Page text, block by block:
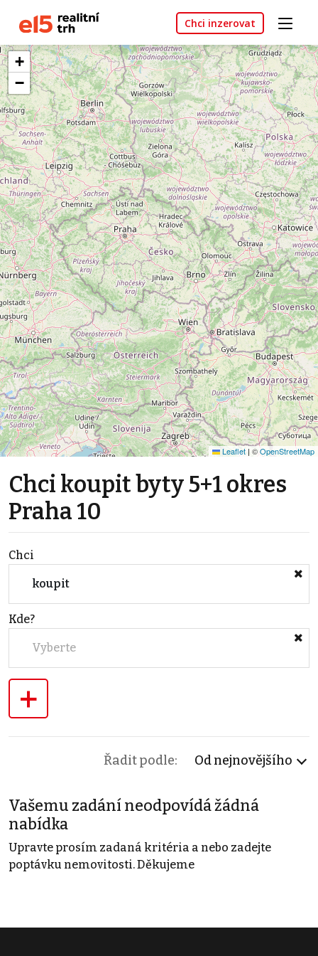
Chci inzerovat
+
−
Leaflet | ©OpenStreetMap
Chci koupit byty 5+1 okres
Praha 10
Chci
koupit
Kde?
Vyberte
+
Řadit podle: Od nejnovějšího
Vašemu zadání neodpovídá žádná
nabídka
Upravte prosím zadaná kritéria a nebo zadejte
poptávku nemovitosti. Děkujeme